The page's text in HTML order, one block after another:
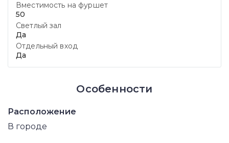
Вместимость на фуршет
50
Светлый зал
Да
Отдельный вход
Да
Особенности
Расположение
В городе